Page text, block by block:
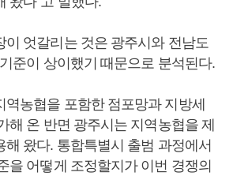
이 엇갈리는 것은 광주시와 전남도
준이 상이했기 때문으로 분석된다.
역농협을 포함한 점포망과 지방세
해 온 반면 광주시는 지역농협을 제
해 왔다. 통합특별시 출범 과정에서
을 어떻게 조정할지가 이번 경쟁의